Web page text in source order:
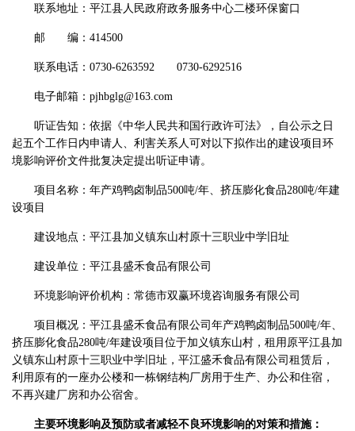
联系地址：平江县人民政府政务服务中心二楼环保窗口
邮 编：414500
联系电话：0730-6263592 0730-6292516
电子邮箱： pjhbglg@163.com
听证告知：依据《中华人民共和国行政许可法》，自公示之日
起五个工作日内申请人、利害关系人可对以下拟作出的建设项目环
境影响评价文件批复决定提出听证申请。
项目名称：年产鸡鸭卤制品500吨/年、挤压膨化食品280吨/年建
设项目
建设地点：平江县加义镇东山村原十三职业中学旧址
建设单位：平江县盛禾食品有限公司
环境影响评价机构：常德市双赢环境咨询服务有限公司
项目概况：平江县盛禾食品有限公司年产鸡鸭卤制品500吨/年、
挤压膨化食品280吨/年建设项目位于加义镇东山村，租用原平江县加
义镇东山村原十三职业中学旧址，平江盛禾食品有限公司租赁后，
利用原有的一座办公楼和一栋钢结构厂房用于生产、办公和住宿，
不再兴建厂房和办公宿舍。
主要环境影响及预防或者减轻不良环境影响的对策和措施：